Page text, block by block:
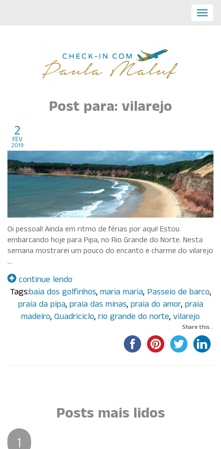
Post para: vilarejo
2
fev
2019
Oi pessoal! Ainda em ritmo de férias por aqui! Estou
embarcando hoje para Pipa, no Rio Grande do Norte. Nesta
semana mostrarei um pouco do encanto e charme do vilarejo
…
continue lendo
Tags:baia dos golfinhos, maria maria, Passeio de barco,
praia da pipa, praia das minas, praia do amor, praia
madeiro, Quadriciclo, rio grande do norte, vilarejo
Share this...
Posts mais lidos